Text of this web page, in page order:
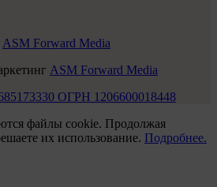
ASM Forward Media
ASM Forward Media
ОГРН 1206600018448
файлы cookie. Продолжая
их использование. Подробнее.